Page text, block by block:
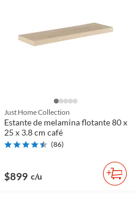
Just Home Collection
Estante de melamina flotante 80 x
25 x 3.8 cm café
(86)
$899 c/u